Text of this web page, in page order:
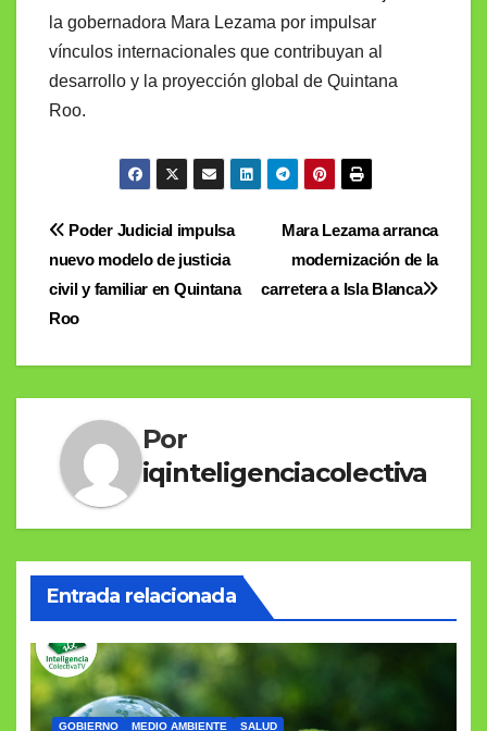
la gobernadora Mara Lezama por impulsar
vínculos internacionales que contribuyan al
desarrollo y la proyección global de Quintana
Roo.
Navegación
de
entradas
Mara Lezama arranca
modernización de la
carretera a Isla Blanca
Poder Judicial impulsa
nuevo modelo de justicia
civil y familiar en Quintana
Roo
Por
iqinteligenciacolectiva
Entrada relacionada
GOBIERNO MEDIO AMBIENTE SALUD